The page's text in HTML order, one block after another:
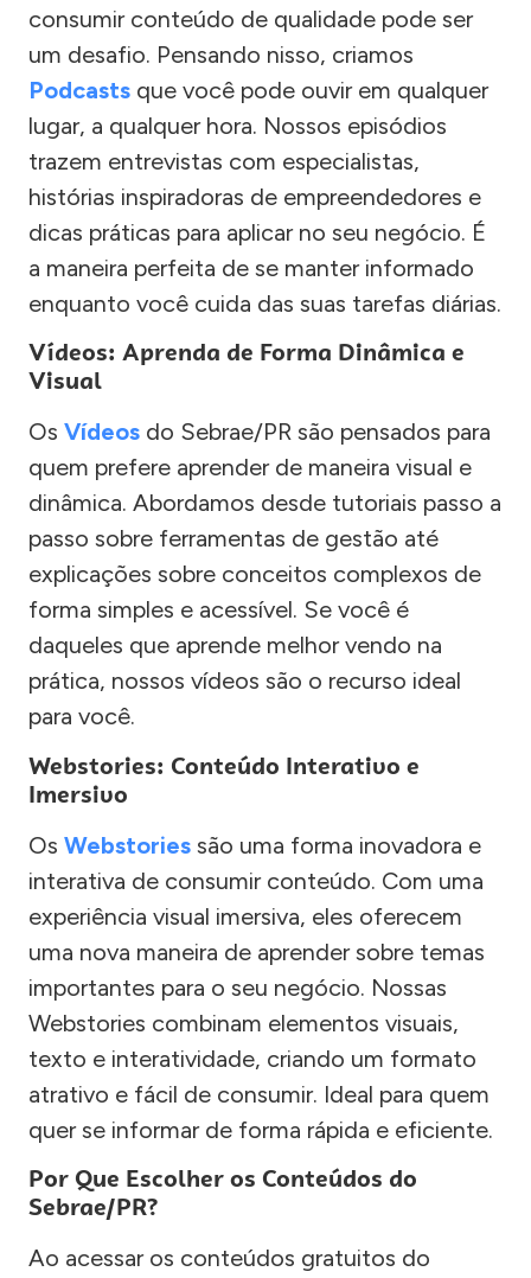
consumir conteúdo de qualidade pode ser
um desafio. Pensando nisso, criamos
Podcasts que você pode ouvir em qualquer
lugar, a qualquer hora. Nossos episódios
trazem entrevistas com especialistas,
histórias inspiradoras de empreendedores e
dicas práticas para aplicar no seu negócio. É
a maneira perfeita de se manter informado
enquanto você cuida das suas tarefas diárias.
Vídeos: Aprenda de Forma Dinâmica e
Visual
Os Vídeos do Sebrae/PR são pensados para
quem prefere aprender de maneira visual e
dinâmica. Abordamos desde tutoriais passo a
passo sobre ferramentas de gestão até
explicações sobre conceitos complexos de
forma simples e acessível. Se você é
daqueles que aprende melhor vendo na
prática, nossos vídeos são o recurso ideal
para você.
Webstories: Conteúdo Interativo e
Imersivo
Os Webstories são uma forma inovadora e
interativa de consumir conteúdo. Com uma
experiência visual imersiva, eles oferecem
uma nova maneira de aprender sobre temas
importantes para o seu negócio. Nossas
Webstories combinam elementos visuais,
texto e interatividade, criando um formato
atrativo e fácil de consumir. Ideal para quem
quer se informar de forma rápida e eficiente.
Por Que Escolher os Conteúdos do
Sebrae/PR?
Ao acessar os conteúdos gratuitos do